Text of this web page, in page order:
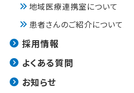
地域医療連携室について
患者さんのご紹介について
採用情報
よくある質問
お知らせ